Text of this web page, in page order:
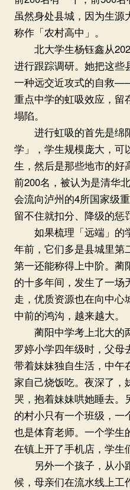
虽然身处县城，因为生源
称作「农村高中」。
北大学生杨钰鑫从
进行跟踪调研。她把这些
一种远交近攻式的自救
重点中学的虹吸效应，留
塌陷。
进行虹吸的首先是绵
学」，学生规模庞大，可
生，然后是那些地市的好
前200名，被认为是清华
会流向泸州的4所国家级
留不住就扣分、降级的惩
如果梳理「远端」的
年前，它们多是县城里第
第一还能称得上中阶。蔺
的十多年间，发生了一场
走，优质资源也在向中心
中前的鸿沟，越来越大。
蔺阳中学考上北大的两
罗婷小学四年级时，父母
带着妹妹独自生活，中午
家自己烧饭吃。夜深了，
哭，抱着妹妹哄她睡去。
的村小只有一个班级，一
也是体育老师。一个学生
在镇上开了手机店，学生
另外一个孩子，从小
候，母亲们在流水线上工